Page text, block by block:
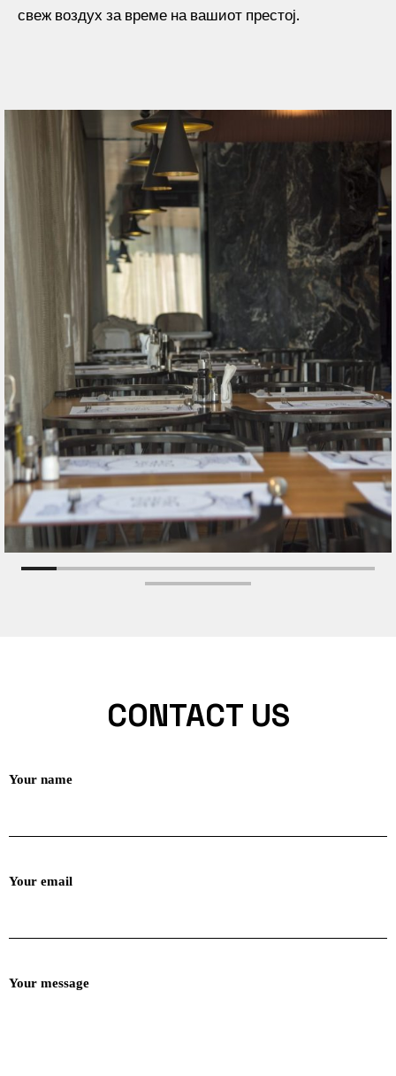
свеж воздух за време на вашиот престој.
CONTACT US
Your name
Your email
Your message